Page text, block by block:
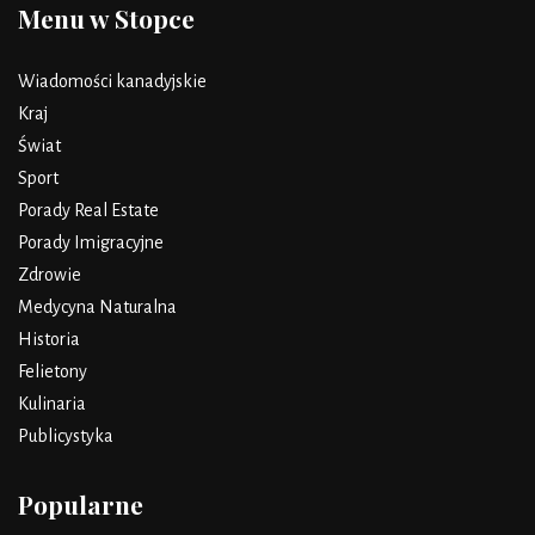
Menu w Stopce
Wiadomości kanadyjskie
Kraj
Świat
Sport
Porady Real Estate
Porady Imigracyjne
Zdrowie
Medycyna Naturalna
Historia
Felietony
Kulinaria
Publicystyka
Popularne